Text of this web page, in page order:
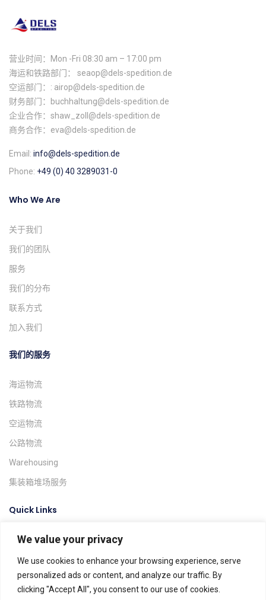
We value your privacy
We use cookies to enhance your browsing experience, serve
personalized ads or content, and analyze our traffic. By
clicking "Accept All", you consent to our use of cookies.
营业时间：Mon -Fri 08:30 am – 17:00 pm
海运和铁路部门： seaop@dels-spedition.de
空运部门：: airop@dels-spedition.de
财务部门：buchhaltung@dels-spedition.de
企业合作：shaw_zoll@dels-spedition.de
商务合作：eva@dels-spedition.de
Email: info@dels-spedition.de
Phone: +49 (0) 40 3289031-0
Who We Are
关于我们
我们的团队
服务
我们的分布
联系方式
加入我们
我们的服务
海运物流
铁路物流
空运物流
公路物流
Warehousing
集装箱堆场服务
Quick Links
询价系统
货物跟踪
Find A Location